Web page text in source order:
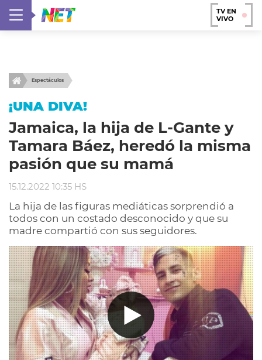
TV EN
VIVO
Espectáculos
¡UNA DIVA!
Jamaica, la hija de L-Gante y
Tamara Báez, heredó la misma
pasión que su mamá
15.12.2022 10:35 HS
La hija de las figuras mediáticas sorprendió a
todos con un costado desconocido y que su
madre compartió con sus seguidores.